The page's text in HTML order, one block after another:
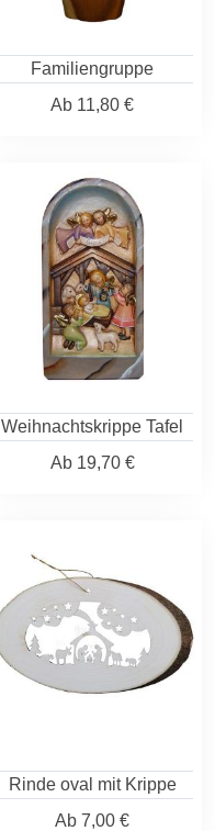
Familiengruppe
Ab 11,80 €
Weihnachtskrippe Tafel
Ab19,70 €
Rinde oval mit Krippe
Ab 7,00 €